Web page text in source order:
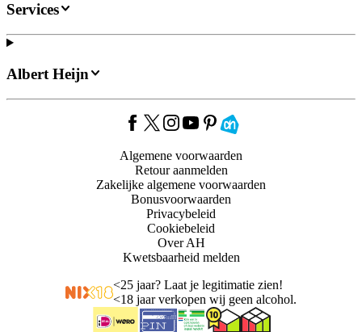
Services
Albert Heijn
Algemene voorwaarden
Retour aanmelden
Zakelijke algemene voorwaarden
Bonusvoorwaarden
Privacybeleid
Cookiebeleid
Over AH
Kwetsbaarheid melden
<25 jaar? Laat je legitimatie zien!
<18 jaar verkopen wij geen alcohol.